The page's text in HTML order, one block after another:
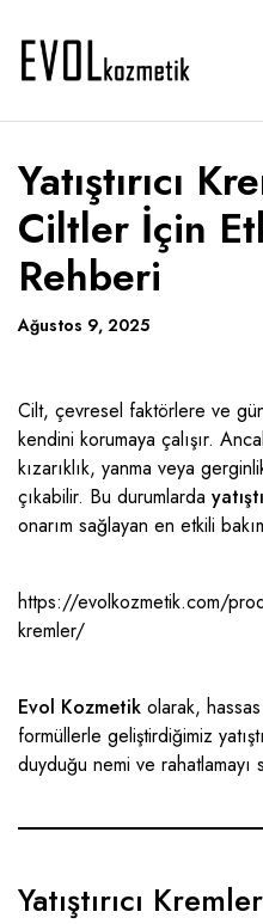
Yatıştırıcı
Ciltler İçin
Rehberi
Ağustos 9, 2025
Cilt, çevresel faktörlere ve
kendini korumaya çalışır.
kızarıklık, yanma veya
çıkabilir. Bu durumlarda
onarım sağlayan en etkili
https://evolkozmetik.com/
kremler/
Evol Kozmetik olarak,
formüllerle geliştirdiğimiz
duyduğu nemi ve rahatlamayı
Yatıştırıcı